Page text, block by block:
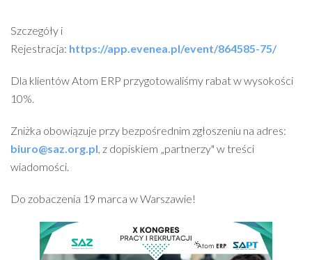
Szczegóły i
Rejestracja: https://app.evenea.pl/event/864585-75/
Dla klientów Atom ERP przygotowaliśmy rabat w wysokości
10%.
Zniżka obowiązuje przy bezpośrednim zgłoszeniu na adres:
biuro@saz.org.pl, z dopiskiem „partnerzy" w treści
wiadomości.
Do zobaczenia 19 marca w Warszawie!